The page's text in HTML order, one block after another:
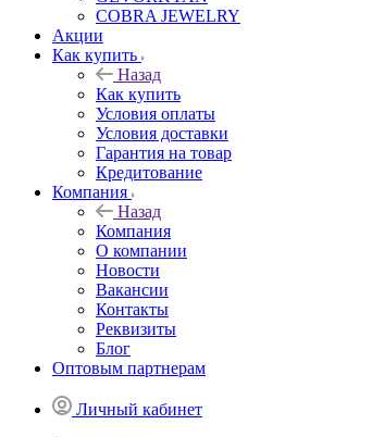
COBRA JEWELRY
Акции
Как купить
Назад
Как купить
Условия оплаты
Условия доставки
Гарантия на товар
Кредитование
Компания
Назад
Компания
О компании
Новости
Вакансии
Контакты
Реквизиты
Блог
Оптовым партнерам
Личный кабинет